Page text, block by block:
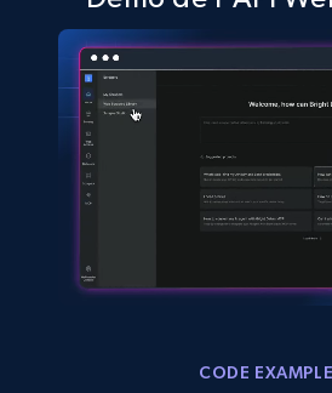
eBay
URL, Product id, Title, Seller
Seller reviews, Breadcrumbs,
2.5K+ 359+
CODE